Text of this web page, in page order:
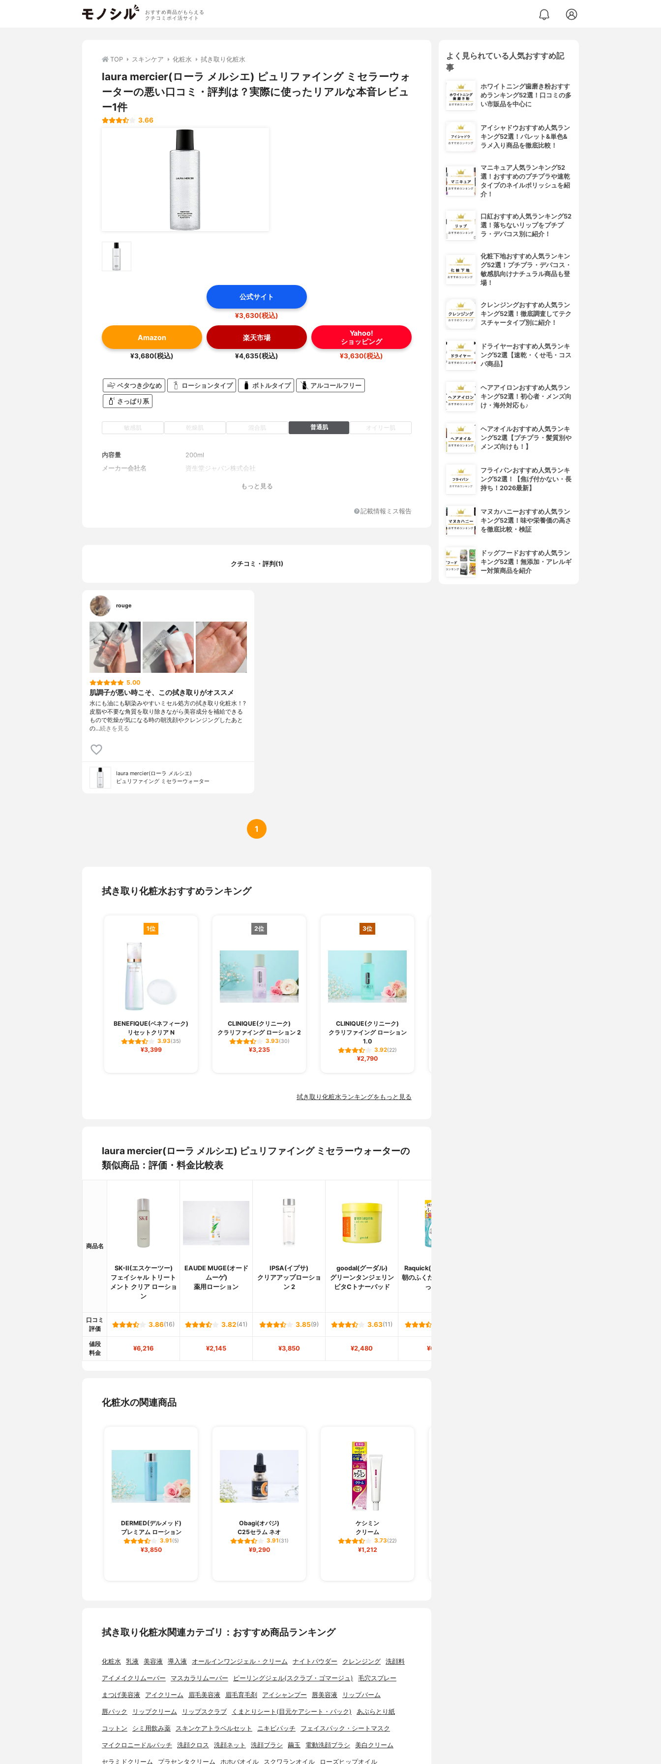
おすすめ商品がもらえる
クチコミポイ活サイト
TOP スキンケア 化粧水 拭き取り化粧水
laura mercier(ローラ メルシエ) ピュリファイング ミセラーウォ
ーターの悪い口コミ・評判は？実際に使ったリアルな本音レビュ
ー1件
3.66
公式サイト
¥3,630(税込)
Amazon
¥3,680(税込)
楽天市場
¥4,635(税込)
Yahoo!
ショッピング
¥3,630(税込)
ベタつき少なめ ローションタイプ ボトルタイプ アルコールフリー
さっぱり系
敏感肌 乾燥肌 混合肌 普通肌 オイリー肌
内容量
200ml
メーカー会社名
資生堂ジャパン株式会社
もっと見る
記載情報ミス報告
クチコミ・評判(1)
rouge
5.00
肌調子が悪い時こそ、この拭き取りがオススメ
水にも油にも馴染みやすいミセル処方の拭き取り化粧水！?
皮脂や不要な角質を取り除きながら美容成分を補給できる
もので乾燥が気になる時の朝洗顔やクレンジングしたあと
の…続きを見る
laura mercier(ローラ メルシエ)
ピュリファイング ミセラーウォーター
1
拭き取り化粧水おすすめランキング
1位
BENEFIQUE(ベネフィーク)
リセットクリア N
3.93(35)
¥3,399
2位
CLINIQUE(クリニーク)
クラリファイング ローション 2
3.93(30)
¥3,235
3位
CLINIQUE(クリニーク)
クラリファイング ローション
1.0
3.92(22)
¥2,790
拭き取り化粧水ランキングをもっと見る
laura mercier(ローラ メルシエ) ピュリファイング ミセラーウォーターの
類似商品：評価・料金比較表
商品名
SK-II(エスケーツー)
フェイシャル トリート
メント クリア ローショ
ン
EAUDE MUGE(オード
ムーゲ)
薬用ローション
IPSA(イプサ)
クリアアップローショ
ン 2
goodal(グーダル)
グリーンタンジェリン
ビタCトナーパッド
Raquick(ラクイック)
朝のふくだけ洗顔水 さ
っぱり
口コミ
評価
3.86(16) 3.82(41) 3.85(9) 3.63(11)
値段
料金
¥6,216 ¥2,145 ¥3,850 ¥2,480 ¥676
化粧水の関連商品
DERMED(デルメッド)
プレミアム ローション
3.91(5)
¥3,850
Obagi(オバジ)
C25セラム ネオ
3.91(31)
¥9,290
ケシミン
クリーム
3.73(22)
¥1,212
拭き取り化粧水関連カテゴリ：おすすめ商品ランキング
化粧水 乳液 美容液 導入液 オールインワンジェル・クリーム ナイトパウダー クレンジング 洗顔料
アイメイクリムーバー マスカラリムーバー ピーリングジェル(スクラブ・ゴマージュ) 毛穴スプレー
まつげ美容液 アイクリーム 眉毛美容液 眉毛育毛剤 アイシャンプー 唇美容液 リップバーム
唇パック リップクリーム リップスクラブ くまとりシート(目元ケアシート・パック) あぶらとり紙
コットン シミ用飲み薬 スキンケアトラベルセット ニキビパッチ フェイスパック・シートマスク
マイクロニードルパッチ 洗顔クロス 洗顔ネット 洗顔ブラシ 繭玉 電動洗顔ブラシ 美白クリーム
セラミドクリーム プラセンタクリーム ホホバオイル スクワランオイル ローズヒップオイル
よく見られている人気おすすめ記
事
ホワイトニング歯磨き粉おすす
めランキング52選！口コミの多
い市販品を中心に
アイシャドウおすすめ人気ラン
キング52選！パレット&単色&
ラメ入り商品を徹底比較！
マニキュア人気ランキング52
選！おすすめのプチプラや速乾
タイプのネイルポリッシュを紹
介！
口紅おすすめ人気ランキング52
選！落ちないリップをプチプ
ラ・デパコス別に紹介！
化粧下地おすすめ人気ランキン
グ52選！プチプラ・デパコス・
敏感肌向けナチュラル商品も登
場！
クレンジングおすすめ人気ラン
キング52選！徹底調査してテク
スチャータイプ別に紹介！
ドライヤーおすすめ人気ランキ
ング52選【速乾・くせ毛・コス
パ商品】
ヘアアイロンおすすめ人気ラン
キング52選！初心者・メンズ向
け・海外対応も♪
ヘアオイルおすすめ人気ランキ
ング52選【プチプラ・髪質別や
メンズ向けも！】
フライパンおすすめ人気ランキ
ング52選！【焦げ付かない・長
持ち！2026最新】
マヌカハニーおすすめ人気ラン
キング52選！味や栄養価の高さ
を徹底比較・検証
ドッグフードおすすめ人気ラン
キング52選！無添加・アレルギ
ー対策商品を紹介